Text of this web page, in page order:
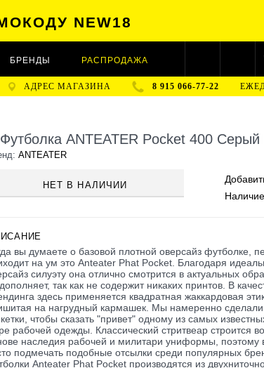
NEW18
АДРЕС МАГАЗИНА 8 915 066-77-22
БРЕНДЫ РАСПРОДАЖА
ANTEATER Pocket 400
ANTEATER
НЕТ В НАЛИЧИИ
Наличие
вы думаете о базовой плотной оверсайз футболке,
на ум это Anteater Phat Pocket. Благодаря
силуэту она отлично смотрится в актуальных
так как не содержит никаких принтов. В
здесь применяется квадратная жаккардовая
на нагрудный кармашек. Мы намеренно
чтобы сказать "привет" одному из самых
рабочей одежды. Классический стритвеар строится
наследия рабочей и милитари униформы, поэтому
подмечать подобные отсылки среди популярных
Anteater Phat Pocket производятся из